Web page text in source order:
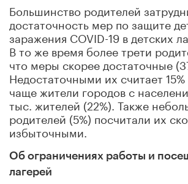
Большинство родителей
достаточность мер по защите
заражения COVID-19 в детских
В то же время более трети
что меры скорее достаточные
Недостаточными их считает
чаще жители городов с
тыс. жителей (22%). Также
родителей (5%) посчитали их
избыточными.
Об ограничениях работы и
лагерей